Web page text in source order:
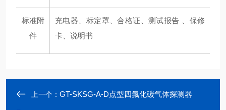
标准附
件
充电器、标定罩、合格证、测试报告 、保修
卡、说明书
上一个： GT-SKSG-A-D点型四氟化碳气体探测器